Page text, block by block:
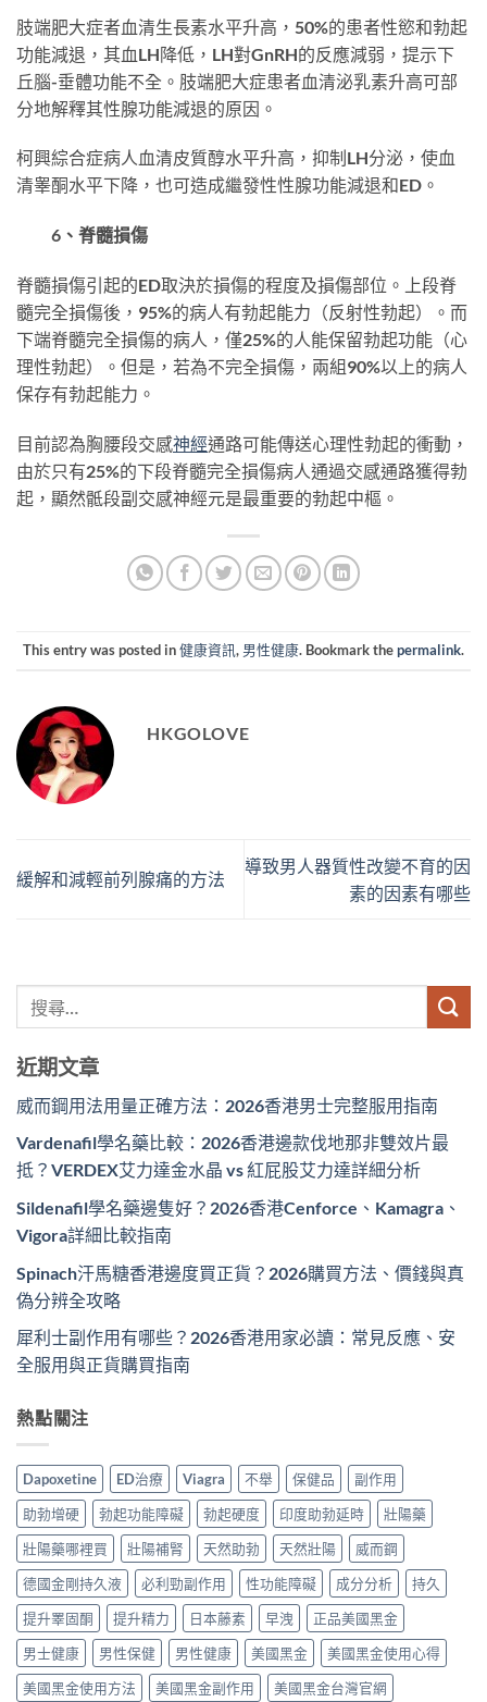
肢端肥大症者血清生長素水平升高，50%的患者性慾和勃起
功能減退，其血LH降低，LH對GnRH的反應減弱，提示下
丘腦-垂體功能不全。肢端肥大症患者血清泌乳素升高可部
分地解釋其性腺功能減退的原因。
柯興綜合症病人血清皮質醇水平升高，抑制LH分泌，使血
清睾酮水平下降，也可造成繼發性性腺功能減退和ED。
6、脊髓損傷
脊髓損傷引起的ED取決於損傷的程度及損傷部位。上段脊
髓完全損傷後，95%的病人有勃起能力（反射性勃起）。而
下端脊髓完全損傷的病人，僅25%的人能保留勃起功能（心
理性勃起）。但是，若為不完全損傷，兩組90%以上的病人
保存有勃起能力。
目前認為胸腰段交感神經通路可能傳送心理性勃起的衝動，
由於只有25%的下段脊髓完全損傷病人通過交感通路獲得勃
起，顯然骶段副交感神經元是最重要的勃起中樞。
This entry was posted in健康資訊, 男性健康. Bookmark thepermalink.
HKGOLOVE
緩解和減輕前列腺痛的方法
導致男人器質性改變不育的因
素的因素有哪些
近期文章
威而鋼用法用量正確方法：2026香港男士完整服用指南
Vardenafil學名藥比較：2026香港邊款伐地那非雙效片最
抵？VERDEX艾力達金水晶 vs 紅屁股艾力達詳細分析
Sildenafil學名藥邊隻好？2026香港Cenforce、Kamagra、
Vigora詳細比較指南
Spinach汗馬糖香港邊度買正貨？2026購買方法、價錢與真
偽分辨全攻略
犀利士副作用有哪些？2026香港用家必讀：常見反應、安
全服用與正貨購買指南
熱點關注
Dapoxetine ED治療 Viagra 不舉 保健品
副作用
助勃增硬
勃起功能障礙 勃起硬度 印度助勃延時
壯陽藥
壯陽藥哪裡買
壯陽補腎 天然助勃 天然壯陽
威而鋼
德國金剛持久液
必利勁副作用 性功能障礙 成分分析
持久
提升睪固酮
提升精力 日本藤素 早洩
正品美國黑金
男士健康
男性保健 男性健康 美國黑金
美國黑金使用心得
美國黑金使用方法
美國黑金副作用 美國黑金台灣官網